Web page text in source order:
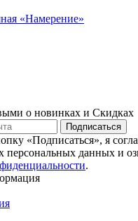
«Намерение»
о новинках и Скидках
Подписаться
«Подписаться», я
персональных данных и
.